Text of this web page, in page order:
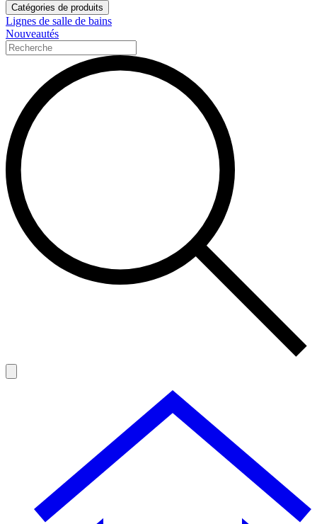
Catégories de produits
Lignes de salle de bains
Nouveautés